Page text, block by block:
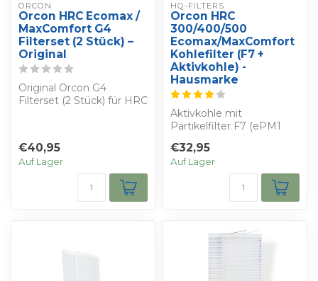
ORCON
Orcon HRC Ecomax /
MaxComfort G4
Filterset (2 Stück) –
Original
Original Orcon G4
Filterset (2 Stück) für HRC
€40,95
Auf Lager
HQ-FILTERS
Orcon HRC
300/400/500
Ecomax/MaxComfort
Kohlefilter (F7 +
Aktivkohle) -
Hausmarke
Aktivkohle mit
Partikelfilter F7 (ePM1
300/400/500
(Ecomax/Ma...
€32,95
Auf Lager